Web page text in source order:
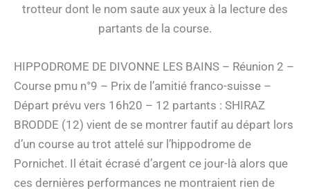
trotteur dont le nom saute aux yeux à la lecture des
partants de la course.
HIPPODROME DE DIVONNE LES BAINS – Réunion 2 –
Course pmu n°9 – Prix de l’amitié franco-suisse –
Départ prévu vers 16h20 – 12 partants : SHIRAZ
BRODDE (12) vient de se montrer fautif au départ lors
d’un course au trot attelé sur l’hippodrome de
Pornichet. Il était écrasé d’argent ce jour-là alors que
ces dernières performances ne montraient rien de